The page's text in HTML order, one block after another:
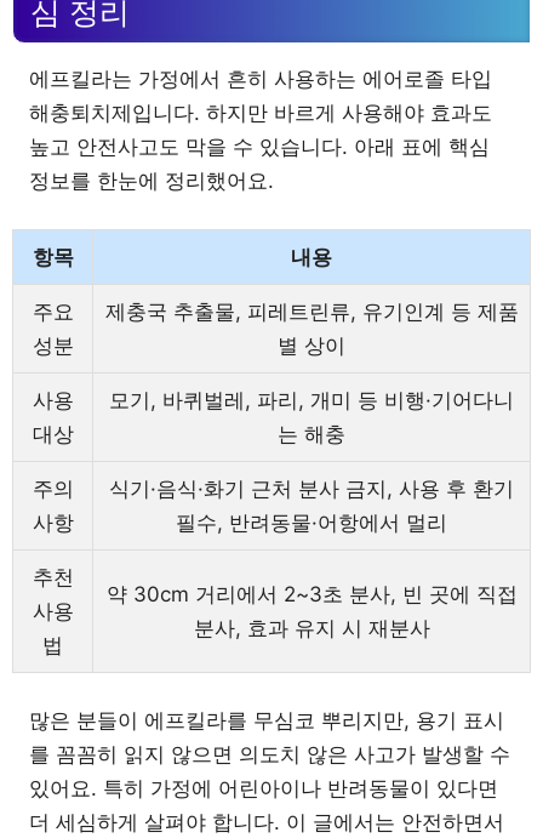
심 정리
에프킬라는 가정에서 흔히 사용하는 에어로졸 타입
해충퇴치제입니다. 하지만 바르게 사용해야 효과도
높고 안전사고도 막을 수 있습니다. 아래 표에 핵심
정보를 한눈에 정리했어요.
항목 내용
주요
성분
제충국 추출물, 피레트린류, 유기인계 등 제품
별 상이
사용
대상
모기, 바퀴벌레, 파리, 개미 등 비행·기어다니
는 해충
주의
사항
식기·음식·화기 근처 분사 금지, 사용 후 환기
필수, 반려동물·어항에서 멀리
추천
사용
법
약 30cm 거리에서 2~3초 분사, 빈 곳에 직접
분사, 효과 유지 시 재분사
많은 분들이 에프킬라를 무심코 뿌리지만, 용기 표시
를 꼼꼼히 읽지 않으면 의도치 않은 사고가 발생할 수
있어요. 특히 가정에 어린아이나 반려동물이 있다면
더 세심하게 살펴야 합니다. 이 글에서는 안전하면서